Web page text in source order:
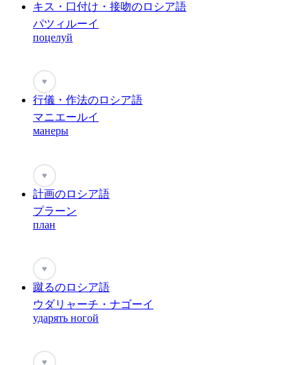
キス・口付け・接吻のロシア語
パツィルーイ
поцелуй
♥
行儀・作法のロシア語
マニエールイ
манеры
♥
計画のロシア語
プラーン
план
♥
蹴るのロシア語
ウダリャーチ・ナゴーイ
ударять ногой
♥